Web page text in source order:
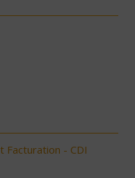
Facturation - CDI